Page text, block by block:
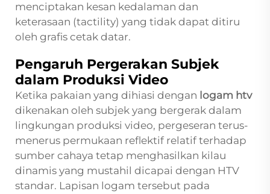
menciptakan kesan kedalaman dan
keterasaan (tactility) yang tidak dapat ditiru
oleh grafis cetak datar.
Pengaruh Pergerakan Subjek
dalam Produksi Video
Ketika pakaian yang dihiasi dengan logam htv
dikenakan oleh subjek yang bergerak dalam
lingkungan produksi video, pergeseran terus-
menerus permukaan reflektif relatif terhadap
sumber cahaya tetap menghasilkan kilau
dinamis yang mustahil dicapai dengan HTV
standar. Lapisan logam tersebut pada